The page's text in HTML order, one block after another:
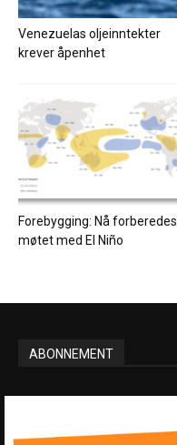
Venezuelas oljeinntekter
krever åpenhet
Forebygging: Nå forberedes
møtet med El Niño
ABONNEMENT